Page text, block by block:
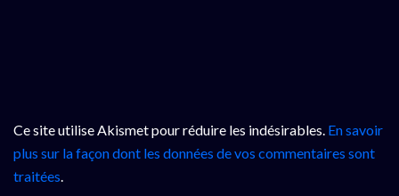
Ce site utilise Akismet pour réduire les indésirables. En savoir
plus sur la façon dont les données de vos commentaires sont
traitées.